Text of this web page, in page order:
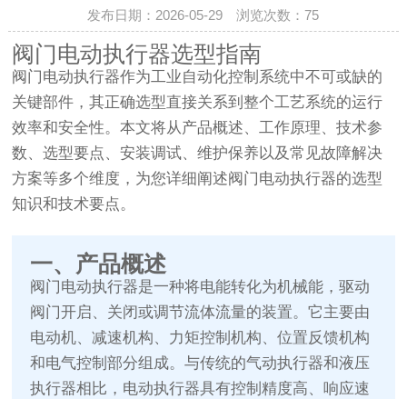
发布日期：2026-05-29 浏览次数：75
阀门电动执行器选型指南
阀门电动执行器作为工业自动化控制系统中不可或缺的
关键部件，其正确选型直接关系到整个工艺系统的运行
效率和安全性。本文将从产品概述、工作原理、技术参
数、选型要点、安装调试、维护保养以及常见故障解决
方案等多个维度，为您详细阐述阀门电动执行器的选型
知识和技术要点。
一、产品概述
阀门电动执行器是一种将电能转化为机械能，驱动
阀门开启、关闭或调节流体流量的装置。它主要由
电动机、减速机构、力矩控制机构、位置反馈机构
和电气控制部分组成。与传统的气动执行器和液压
执行器相比，电动执行器具有控制精度高、响应速